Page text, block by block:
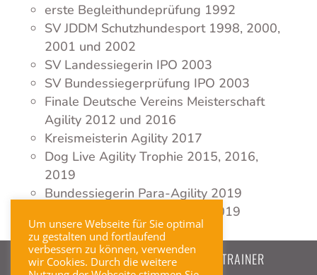
erste Begleithundeprüfung 1992
SV JDDM Schutzhundesport 1998, 2000,
2001 und 2002
SV Landessiegerin IPO 2003
SV Bundessiegerprüfung IPO 2003
Finale Deutsche Vereins Meisterschaft
Agility 2012 und 2016
Kreismeisterin Agility 2017
Dog Live Agility Trophie 2015, 2016,
2019
Bundessiegerin Para-Agility 2019
Agility Landesmeisterschaft 2019
⇐ ZURÜCK ZUR ÜBERSICHT DER TRAINER
Um unsere Webseite für Sie optimal
zu gestalten und fortlaufend
verbessern zu können, verwenden
wir Cookies. Durch die weitere